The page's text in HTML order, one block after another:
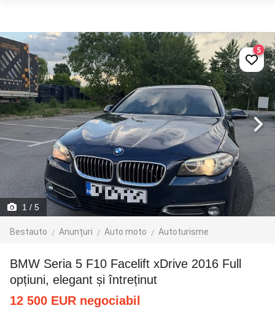
1 / 5
Bestauto Anunțuri Auto moto Autoturisme
5
BMW Seria 5 F10 Facelift xDrive 2016 Full
opțiuni, elegant și întreținut
12 500 EUR negociabil